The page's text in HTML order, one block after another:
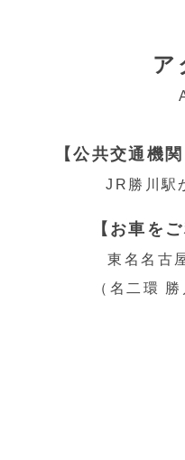
ア
【公共交通機
JR勝川駅
【お車を
東名名古
（名二環